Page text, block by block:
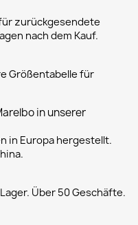
zurückgesendete
nach dem Kauf.
Größentabelle für
in unserer
in Europa hergestellt.
Über 50 Geschäfte.